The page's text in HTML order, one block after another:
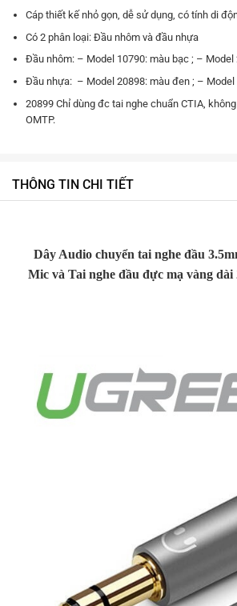
Cáp thiết kế nhỏ gọn, dễ sử dụng, có tính di
Có 2 phân loại: Đầu nhôm và đầu nhựa
Đầu nhôm: – Model 10790: màu bạc ; – Model
Đầu nhựa: – Model 20898: màu đen ; – Model
20899 Chỉ dùng đc tai nghe chuẩn CTIA,
OMTP.
THÔNG TIN CHI TIẾT
Dây Audio chuyển tai nghe đầu
Mic và Tai nghe đầu đực mạ vàng